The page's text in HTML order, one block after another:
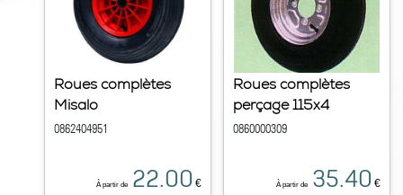
Roues complètes
Misalo
0862404951
À partir de 22.00 €
Roues complètes
perçage 115x4
0860000309
À partir de 35.40 €